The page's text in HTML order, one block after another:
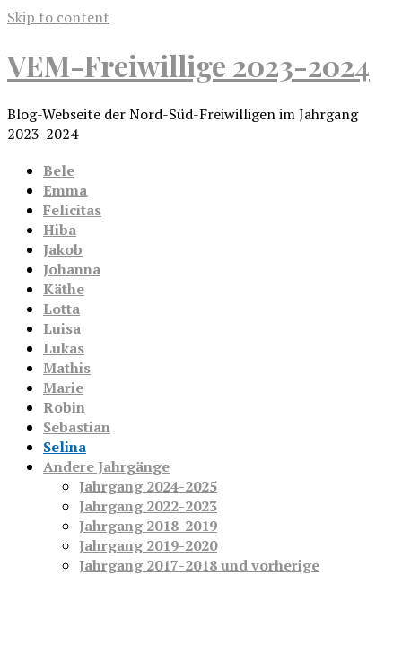
Skip to content
VEM-Freiwillige 2023-2024
Blog-Webseite der Nord-Süd-Freiwilligen im Jahrgang
2023-2024
Bele
Emma
Felicitas
Hiba
Jakob
Johanna
Käthe
Lotta
Luisa
Lukas
Mathis
Marie
Robin
Sebastian
Selina
Andere Jahrgänge
Jahrgang 2024-2025
Jahrgang 2022-2023
Jahrgang 2018-2019
Jahrgang 2019-2020
Jahrgang 2017-2018 und vorherige